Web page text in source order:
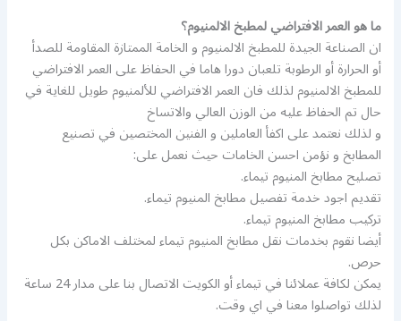
ما هو العمر الافتراضي لمطبخ الالمنيوم؟
ان الصناعة الجيدة للمطبخ الالمنيوم و الخامة الممتازة المقاومة للصدأ
أو الحرارة أو الرطوبة تلعبان دورا هاما في الحفاظ على العمر الافتراضي
للمطبخ الالمنيوم لذلك فان العمر الافتراضي للألمنيوم طويل للغاية في
حال تم الحفاظ عليه من الوزن العالي والاتساخ
و لذلك نعتمد على اكفأ العاملين و الفنين المختصين في تصنيع
المطابخ و نؤمن احسن الخامات حيث نعمل على:
تصليح مطابخ المنيوم تيماء.
تقديم اجود خدمة تفصيل مطابخ المنيوم تيماء.
تركيب مطابخ المنيوم تيماء.
أيضا نقوم بخدمات نقل مطابخ المنيوم تيماء لمختلف الاماكن بكل
حرص.
يمكن لكافة عملائنا في تيماء أو الكويت الاتصال بنا على مدار 24 ساعة
لذلك تواصلوا معنا في اي وقت.